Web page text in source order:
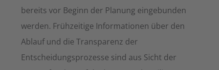
bereits vor Beginn der Planung eingebunden
werden. Frühzeitige Informationen über den
Ablauf und die Transparenz der
Entscheidungsprozesse sind aus Sicht der